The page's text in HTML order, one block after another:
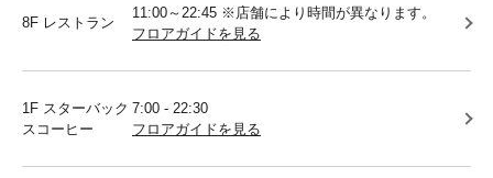
8F レストラン
11:00～22:45 ※店舗により時間が異なります。
フロアガイドを見る
1F スターバック
スコーヒー
7:00 - 22:30
フロアガイドを見る